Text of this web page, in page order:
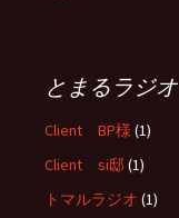
ンとまるラジオ
Client BP様 (1)
Client si邸 (1)
トマルラジオ (1)